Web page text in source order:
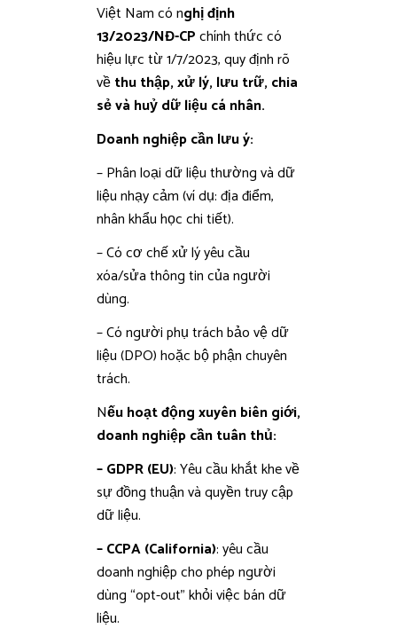
Việt Nam có nghị định
13/2023/NĐ-CPchính thức có
hiệu lực từ 1/7/2023, quy định rõ
vềthu thập, xử lý, lưu trữ, chia
sẻ và huỷ dữ liệu cá nhân.
Doanh nghiệp cần lưu ý:
– Phân loại dữ liệu thường và dữ
liệu nhạy cảm (ví dụ: địa điểm,
nhân khẩu học chi tiết).
– Có cơ chế xử lý yêu cầu
xóa/sửa thông tin của người
dùng.
– Có người phụ trách bảo vệ dữ
liệu (DPO) hoặc bộ phận chuyên
trách.
Nếu hoạt động xuyên biên giới,
doanh nghiệp cần tuân thủ:
– GDPR (EU): Yêu cầu khắt khe về
sự đồng thuận và quyền truy cập
dữ liệu.
– CCPA (California): yêu cầu
doanh nghiệp cho phép người
dùng “opt-out” khỏi việc bán dữ
liệu.